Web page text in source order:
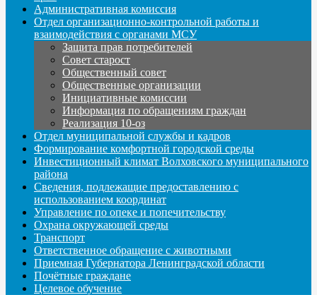
Административная комиссия
Отдел организационно-контрольной работы и
взаимодействия с органами МСУ
Защита прав потребителей
Совет старост
Общественный совет
Общественные организации
Инициативные комиссии
Информация по обращениям граждан
Реализация 10-оз
Отдел муниципальной службы и кадров
Формирование комфортной городской среды
Инвестиционный климат Волховского муниципального
района
Сведения, подлежащие предоставлению с
использованием координат
Управление по опеке и попечительству
Охрана окружающей среды
Транспорт
Ответственное обращение с животными
Приемная Губернатора Ленинградской области
Почётные граждане
Целевое обучение